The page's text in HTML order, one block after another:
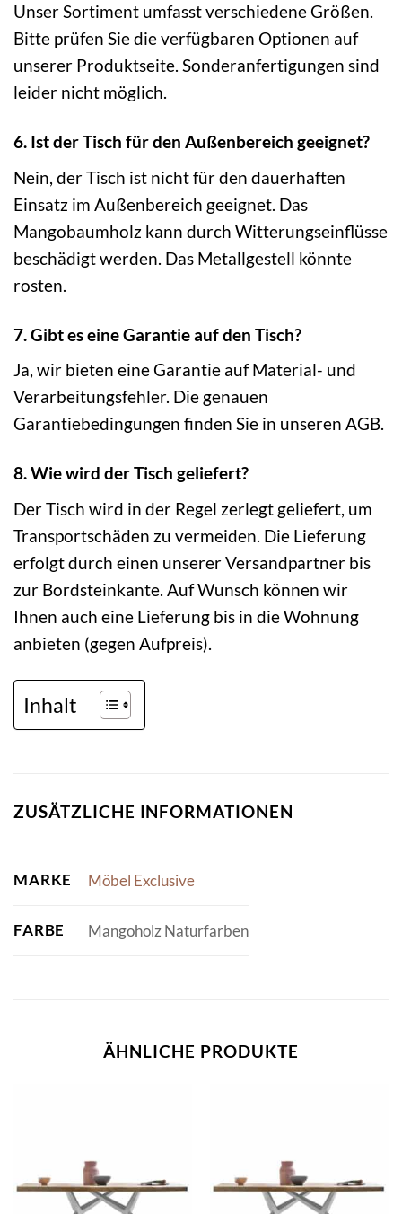
Unser Sortiment umfasst verschiedene Größen.
Bitte prüfen Sie die verfügbaren Optionen auf
unserer Produktseite. Sonderanfertigungen sind
leider nicht möglich.
6. Ist der Tisch für den Außenbereich geeignet?
Nein, der Tisch ist nicht für den dauerhaften
Einsatz im Außenbereich geeignet. Das
Mangobaumholz kann durch Witterungseinflüsse
beschädigt werden. Das Metallgestell könnte
rosten.
7. Gibt es eine Garantie auf den Tisch?
Ja, wir bieten eine Garantie auf Material- und
Verarbeitungsfehler. Die genauen
Garantiebedingungen finden Sie in unseren AGB.
8. Wie wird der Tisch geliefert?
Der Tisch wird in der Regel zerlegt geliefert, um
Transportschäden zu vermeiden. Die Lieferung
erfolgt durch einen unserer Versandpartner bis
zur Bordsteinkante. Auf Wunsch können wir
Ihnen auch eine Lieferung bis in die Wohnung
anbieten (gegen Aufpreis).
Inhalt
ZUSÄTZLICHE INFORMATIONEN
MARKE Möbel Exclusive
FARBE Mangoholz Naturfarben
ÄHNLICHE PRODUKTE